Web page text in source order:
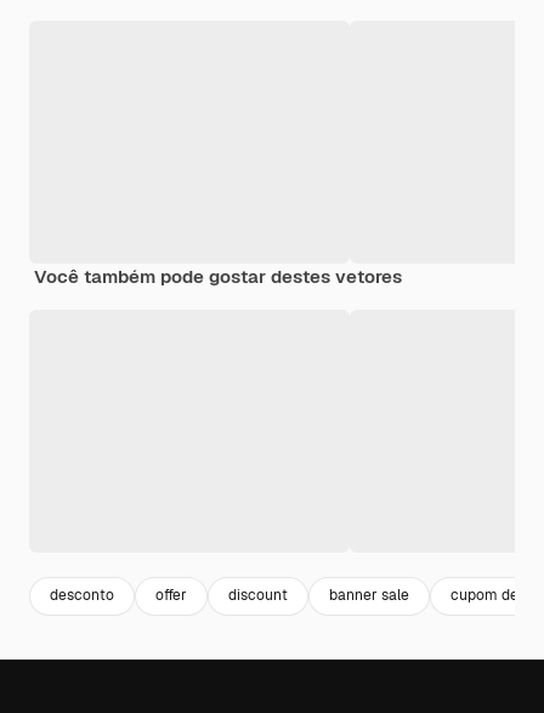
Você também pode gostar destes vetores
desconto offer discount banner sale cupom de